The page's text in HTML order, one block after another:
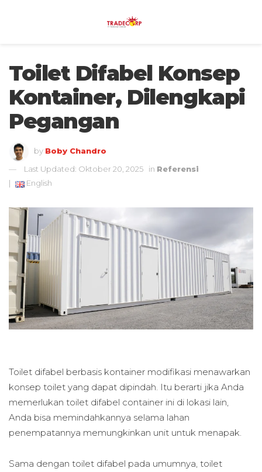
Toilet Difabel Konsep
Kontainer, Dilengkapi
Pegangan
by Boby Chandro
Last Updated: Oktober 20, 2025
in Referensi
|
English
Toilet difabel berbasis kontainer modifikasi menawarkan
konsep toilet yang dapat dipindah. Itu berarti jika Anda
memerlukan toilet difabel container ini di lokasi lain,
Anda bisa memindahkannya selama lahan
penempatannya memungkinkan unit untuk menapak.
Sama dengan toilet difabel pada umumnya, toilet